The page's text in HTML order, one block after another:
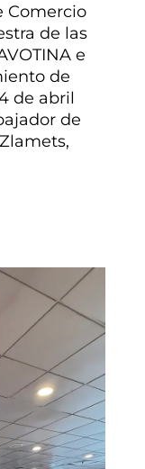
Comercio
de las
e
de
de abril
de